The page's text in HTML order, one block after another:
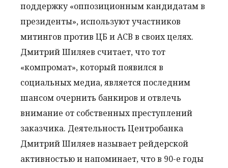
поддержку «оппозиционным кандидатам в
президенты», используют участников
митингов против ЦБ и АСВ в своих целях.
Дмитрий Шиляев считает, что тот
«компромат», который появился в
социальных медиа, является последним
шансом очернить банкиров и отвлечь
внимание от собственных преступлений
заказчика. Деятельность Центробанка
Дмитрий Шиляев называет рейдерской
активностью и напоминает, что в 90-е годы